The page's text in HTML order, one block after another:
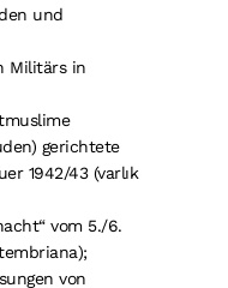
und
Militärs in
gerichtete
1942/43 (varlık
vom 5./6.
von